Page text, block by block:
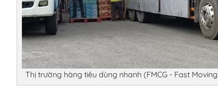
Thị trường hàng tiêu dùng nhanh (FMCG - Fast